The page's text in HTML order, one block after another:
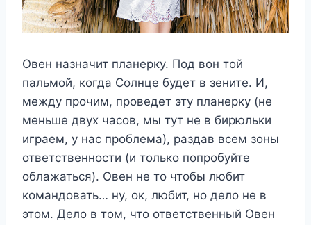
Овен назначит планерку. Под вон той
пальмой, когда Солнце будет в зените. И,
между прочим, проведет эту планерку (не
меньше двух часов, мы тут не в бирюльки
играем, у нас проблема), раздав всем зоны
ответственности (и только попробуйте
облажаться). Овен не то чтобы любит
командовать… ну, ок, любит, но дело не в
этом. Дело в том, что ответственный Овен